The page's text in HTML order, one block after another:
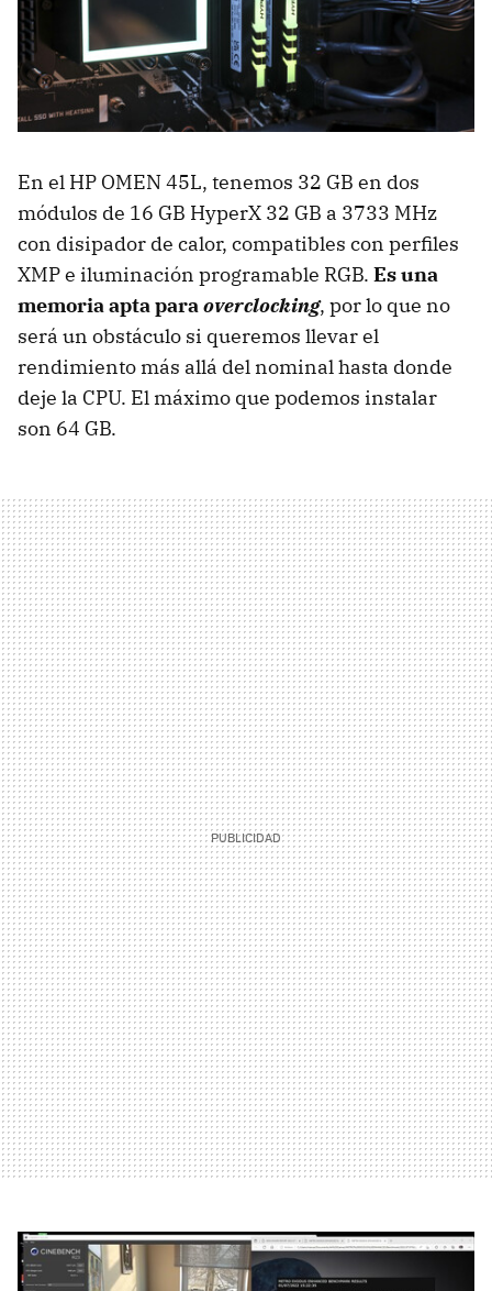
En el HP OMEN 45L, tenemos 32 GB en dos
módulos de 16 GB HyperX 32 GB a 3733 MHz
con disipador de calor, compatibles con perfiles
XMP e iluminación programable RGB. Es una
memoria apta paraoverclocking, por lo que no
será un obstáculo si queremos llevar el
rendimiento más allá del nominal hasta donde
deje la CPU. El máximo que podemos instalar
son 64 GB.